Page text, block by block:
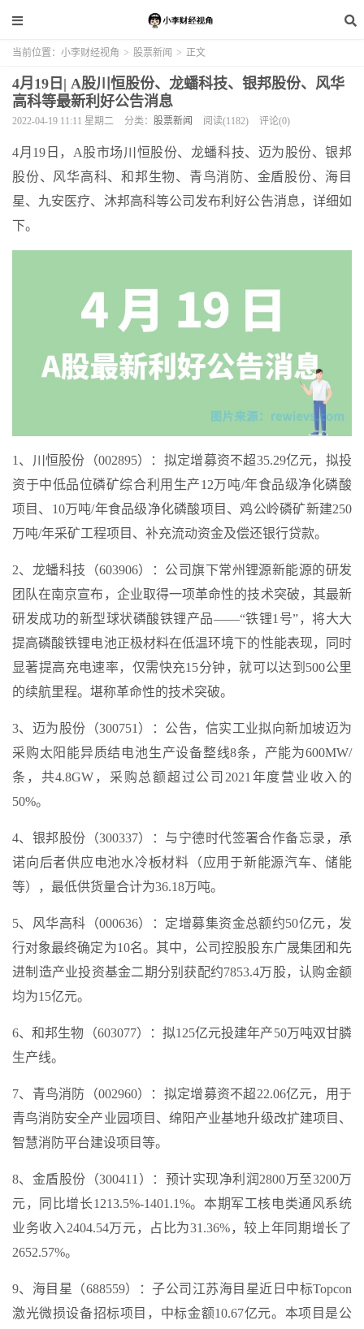
当前位置： 小李财经视角 > 股票新闻 > 正文
4月19日| A股川恒股份、龙蟠科技、银邦股份、风华
高科等最新利好公告消息
2022-04-19 11:11 星期二 分类： 股票新闻 阅读(1182) 评论(0)
4月19日，A股市场川恒股份、龙蟠科技、迈为股份、银邦
股份、风华高科、和邦生物、青鸟消防、金盾股份、海目
星、九安医疗、沐邦高科等公司发布利好公告消息，详细如
下。
1、川恒股份（002895）：拟定增募资不超35.29亿元，拟投
资于中低品位磷矿综合利用生产12万吨/年食品级净化磷酸
项目、10万吨/年食品级净化磷酸项目、鸡公岭磷矿新建250
万吨/年采矿工程项目、补充流动资金及偿还银行贷款。
2、龙蟠科技（603906）：公司旗下常州锂源新能源的研发
团队在南京宣布，企业取得一项革命性的技术突破，其最新
研发成功的新型球状磷酸铁锂产品——“铁锂1号”，将大大
提高磷酸铁锂电池正极材料在低温环境下的性能表现，同时
显著提高充电速率，仅需快充15分钟，就可以达到500公里
的续航里程。堪称革命性的技术突破。
3、迈为股份（300751）：公告，信实工业拟向新加坡迈为
采购太阳能异质结电池生产设备整线8条，产能为600MW/
条，共4.8GW，采购总额超过公司2021年度营业收入的
50%。
4、银邦股份（300337）：与宁德时代签署合作备忘录，承
诺向后者供应电池水冷板材料（应用于新能源汽车、储能
等），最低供货量合计为36.18万吨。
5、风华高科（000636）：定增募集资金总额约50亿元，发
行对象最终确定为10名。其中，公司控股股东广晟集团和先
进制造产业投资基金二期分别获配约7853.4万股，认购金额
均为15亿元。
6、和邦生物（603077）：拟125亿元投建年产50万吨双甘膦
生产线。
7、青鸟消防（002960）：拟定增募资不超22.06亿元，用于
青鸟消防安全产业园项目、绵阳产业基地升级改扩建项目、
智慧消防平台建设项目等。
8、金盾股份（300411）：预计实现净利润2800万至3200万
元，同比增长1213.5%-1401.1%。本期军工核电类通风系统
业务收入2404.54万元，占比为31.36%，较上年同期增长了
2652.57%。
9、海目星（688559）：子公司江苏海目星近日中标Topcon
激光微损设备招标项目，中标金额10.67亿元。本项目是公